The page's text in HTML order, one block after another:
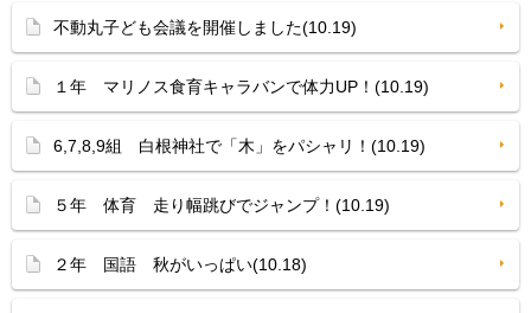
不動丸子ども会議を開催しました(10.19)
１年 マリノス食育キャラバンで体力UP！(10.19)
6,7,8,9組 白根神社で「木」をパシャリ！(10.19)
５年 体育 走り幅跳びでジャンプ！(10.19)
２年 国語 秋がいっぱい(10.18)